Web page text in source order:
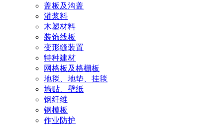
盖板及沟盖
灌浆料
木塑材料
装饰线板
变形缝装置
特种建材
网格板及格栅板
地毯、地垫、挂毯
墙贴、壁纸
钢纤维
钢模板
作业防护